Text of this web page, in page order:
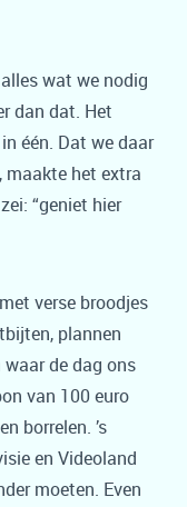
wat we nodig
dan dat. Het
één. Dat we daar
maakte het extra
“geniet hier
verse broodjes
plannen
de dag ons
van 100 euro
borrelen. ’s
en Videoland
moeten. Even